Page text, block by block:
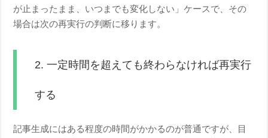
が止まったまま、いつまでも変化しない」ケースで、その
場合は次の再実行の判断に移ります。
2. 一定時間を超えても終わらなければ再実行
する
記事生成にはある程度の時間がかかるのが普通ですが、目